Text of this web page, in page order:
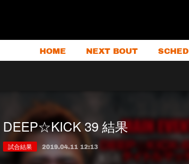
HOME NEXT BOUT
DEEP☆KICK 39 結果
試合結果 2019.04.11 12:13